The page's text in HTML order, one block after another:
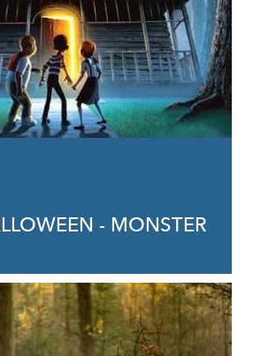
- MONSTER